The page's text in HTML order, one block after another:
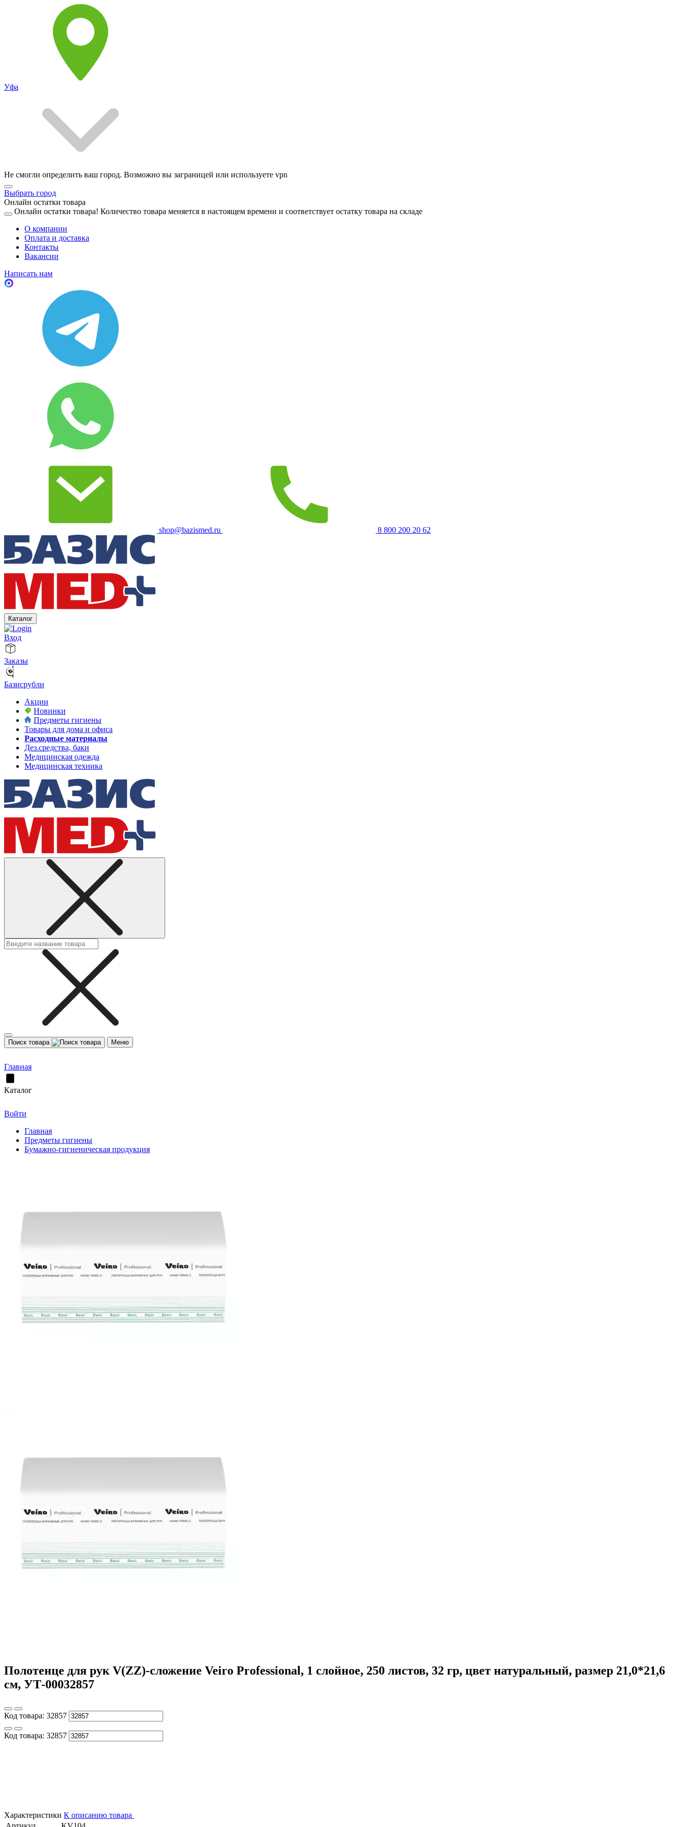
Уфа
Не смогли определить ваш город. Возможно вы заграницей или используете vpn
Выбрать город
Онлайн остатки товара
Онлайн остатки товара! Количество товара меняется в настоящем времени и соответствует остатку товара на складе
О компании
Оплата и доставка
Контакты
Вакансии
Написать нам
shop@bazismed.ru 8 800 200 20 62
Каталог
Вход
Заказы
Базисрубли
Акции
Новинки
Предметы гигиены
Товары для дома и офиса
Расходные материалы
Дез.средства, баки
Медицинская одежда
Медицинская техника
Поиск товара Меню
Главная
Каталог
Войти
Главная
Предметы гигиены
Бумажно-гигиеническая продукция
Полотенце для рук V(ZZ)-сложение Veiro Professional, 1 слойное, 250 листов, 32 гр, цвет натуральный, размер 21,0*21,6
см, УТ-00032857
Код товара: 32857
Код товара: 32857
Характеристики К описанию товара